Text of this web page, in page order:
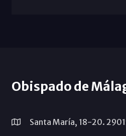
Obispado de
Santa María, 18-20.